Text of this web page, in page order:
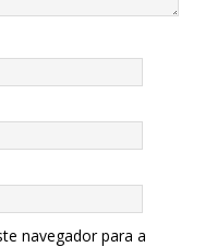
navegador para a